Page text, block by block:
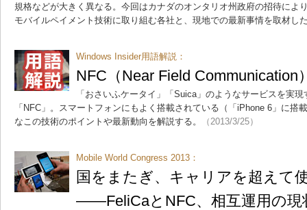
規格などが大きく異なる。今回はカナダのオンタリオ州政府の招待によ
モバイルペイメント技術に取り組む各社と、現地での最新事情を取材し
Windows Insider用語解説：
NFC（Near Field Communication
「おさいふケータイ」「Suica」のようなサービスを実
「NFC」。スマートフォンにもよく搭載されている（「iPhone 6」に搭
なこの技術のポイントや最新動向を解説する。
（2013/3/25）
Mobile World Congress 2013：
国をまたぎ、キャリアを超えて
――FeliCaとNFC、相互運用の現